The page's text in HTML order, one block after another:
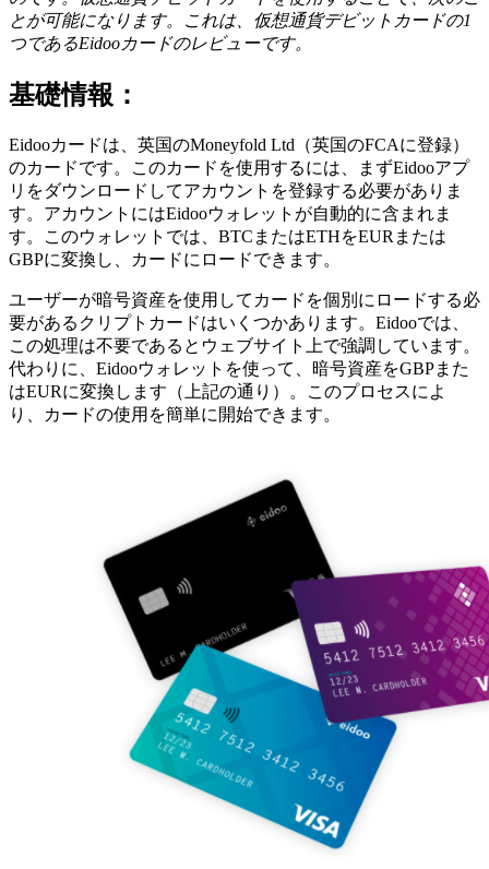
とが可能になります。これは、仮想通貨デビットカードの1
つであるEidooカードのレビューです。
基礎情報：
Eidooカードは、英国のMoneyfold Ltd（英国のFCAに登録）
のカードです。このカードを使用するには、まずEidooアプ
リをダウンロードしてアカウントを登録する必要がありま
す。アカウントにはEidooウォレットが自動的に含まれま
す。このウォレットでは、BTCまたはETHをEURまたは
GBPに変換し、カードにロードできます。
ユーザーが暗号資産を使用してカードを個別にロードする必
要があるクリプトカードはいくつかあります。Eidooでは、
この処理は不要であるとウェブサイト上で強調しています。
代わりに、Eidooウォレットを使って、暗号資産をGBPまた
はEURに変換します（上記の通り）。このプロセスによ
り、カードの使用を簡単に開始できます。